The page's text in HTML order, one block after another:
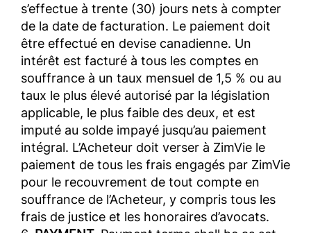
s’effectue à trente (30) jours nets à compter
de la date de facturation. Le paiement doit
être effectué en devise canadienne. Un
intérêt est facturé à tous les comptes en
souffrance à un taux mensuel de 1,5 % ou au
taux le plus élevé autorisé par la législation
applicable, le plus faible des deux, et est
imputé au solde impayé jusqu’au paiement
intégral. L’Acheteur doit verser à ZimVie le
paiement de tous les frais engagés par ZimVie
pour le recouvrement de tout compte en
souffrance de l’Acheteur, y compris tous les
frais de justice et les honoraires d’avocats.